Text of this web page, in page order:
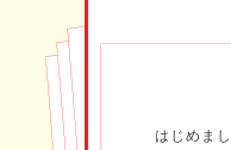
ってこら
最近特に
た。
はじめま